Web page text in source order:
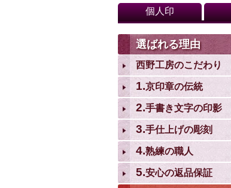
個人印
選ばれる理由
西野工房のこだわり
1.京印章の伝統
2.手書き文字の印影
3.手仕上げの彫刻
4.熟練の職人
5.安心の返品保証